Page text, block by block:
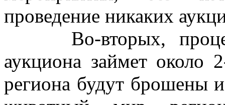
проведение никаких
Во-вторых, процесс
аукциона займет около
региона будут брошены